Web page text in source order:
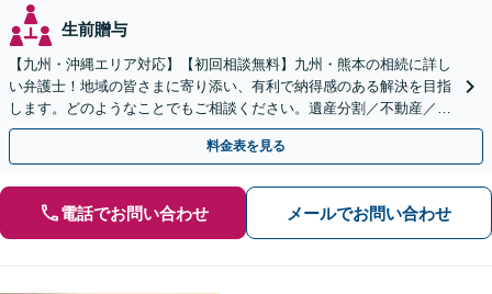
生前贈与
【九州・沖縄エリア対応】【初回相談無料】九州・熊本の相続に詳し
い弁護士！地域の皆さまに寄り添い、有利で納得感のある解決を目指
します。どのようなことでもご相談ください。遺産分割／不動産／遺
言書／使い込み／寄与分／遺留分／相続放棄【完全個室】
料金表を見る
電話でお問い合わせ メールでお問い合わせ